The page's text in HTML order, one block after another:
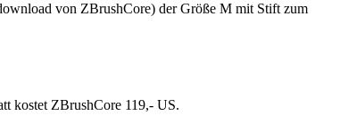
von ZBrushCore) der Größe M mit Stift zum
kostet ZBrushCore 119,- US.